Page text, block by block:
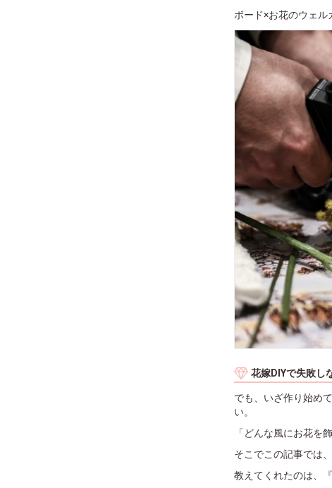
ボード×お花のウェル
花嫁DIYで失敗し
でも、いざ作り始め
い。
「どんな風にお花を
そこでこの記事では
教えてくれたのは、